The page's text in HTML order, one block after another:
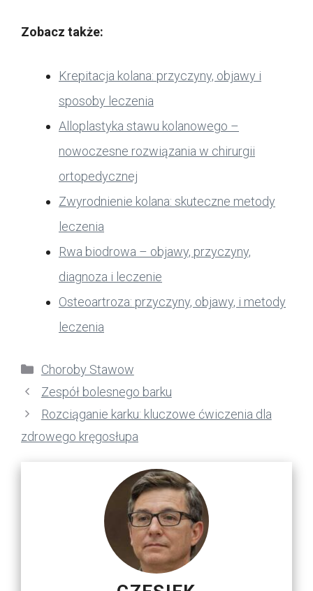
Zobacz także:
Krepitacja kolana: przyczyny, objawy i
sposoby leczenia
Alloplastyka stawu kolanowego –
nowoczesne rozwiązania w chirurgii
ortopedycznej
Zwyrodnienie kolana: skuteczne metody
leczenia
Rwa biodrowa – objawy, przyczyny,
diagnoza i leczenie
Osteoartroza: przyczyny, objawy, i metody
leczenia
Kategorie
Choroby Stawow
Zespół bolesnego barku
Rozciąganie karku: kluczowe ćwiczenia dla
zdrowego kręgosłupa